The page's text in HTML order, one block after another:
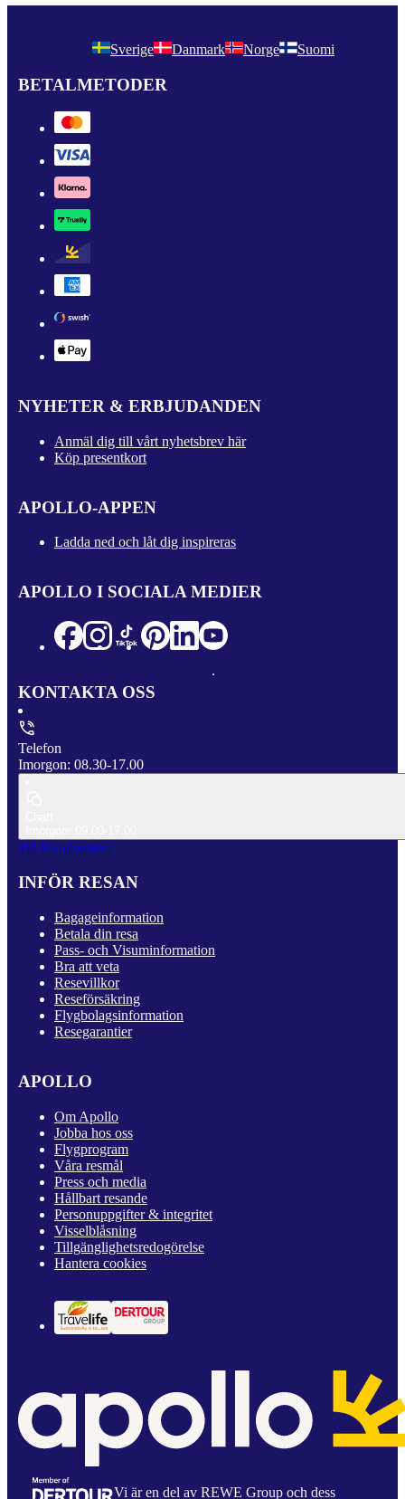
Sverige Danmark Norge Suomi
BETALMETODER
NYHETER & ERBJUDANDEN
Anmäl dig till vårt nyhetsbrev här
Köp presentkort
APOLLO-APPEN
Ladda ned och låt dig inspireras
APOLLO I SOCIALA MEDIER
KONTAKTA OSS
Telefon
Imorgon: 08.30-17.00
Till Kundservice
INFÖR RESAN
Bagageinformation
Betala din resa
Pass- och Visuminformation
Bra att veta
Resevillkor
Reseförsäkring
Flygbolagsinformation
Resegarantier
APOLLO
Om Apollo
Jobba hos oss
Flygprogram
Våra resmål
Press och media
Hållbart resande
Personuppgifter & integritet
Visselblåsning
Tillgänglighetsredogörelse
Hantera cookies
Vi är en del av REWE Group och dess